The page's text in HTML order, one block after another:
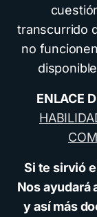
transcurrido
no
ENLACE
Si te sirvió
Nos ayudará
y así más